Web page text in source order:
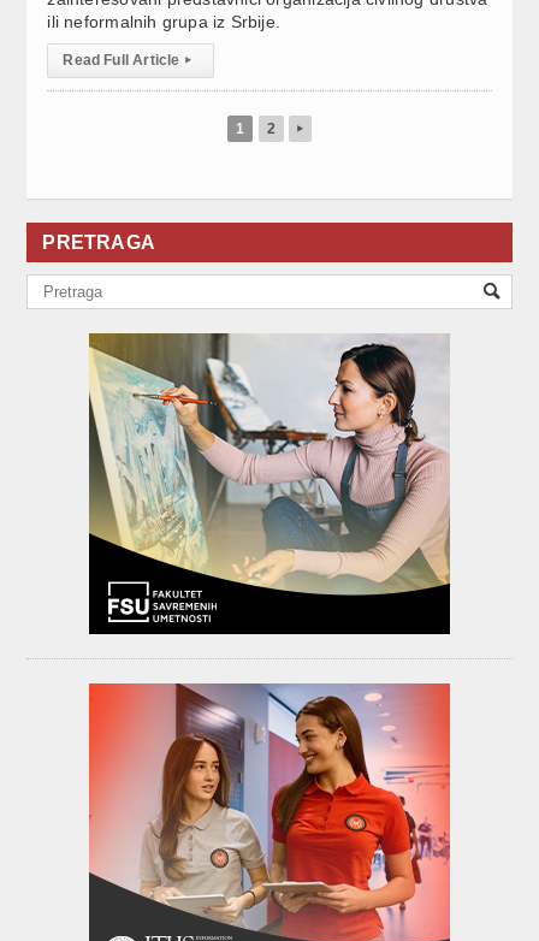
ili neformalnih grupa iz Srbije.
Read Full Article ▸
1 2 ▸
PRETRAGA